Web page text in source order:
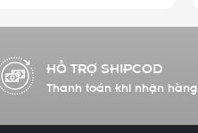
HỖ TRỢ SHIPCOD
Thanh toán khi nhận hàng